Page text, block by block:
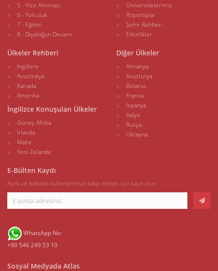
5 - Vize Alınması
6 - Yolculuk
7 - Eğitim
8 - Diyaloğun Devamı
Üniversitelerimiz
Röportajlar
Şehir Rehberi
Etkinlikler
Ülkeler Rehberi
İngiltere
Avustralya
Kanada
Amerika
İngilizce Konuşulan Ülkeler
Güney Afrika
İrlanda
Malta
Yeni Zelanda
Diğer Ülkeler
Almanya
Avusturya
Belarus
Fransa
İspanya
İtalya
Rusya
Ukrayna
E-Bülten Kaydı
Aylık ve haftalık bültenlerimizi takip etmek için kayıt olun.
WhatsApp No:
+90 546 249 53 10
Sosyal Medyada Atlas